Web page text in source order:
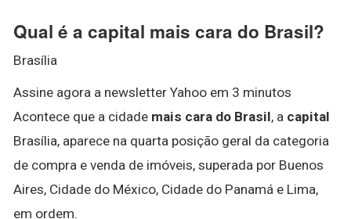
Qual é a capital mais cara do Brasil?
Brasília
Assine agora a newsletter Yahoo em 3 minutos
Acontece que a cidade mais cara do Brasil, a capital
Brasília, aparece na quarta posição geral da categoria
de compra e venda de imóveis, superada por Buenos
Aires, Cidade do México, Cidade do Panamá e Lima,
em ordem.